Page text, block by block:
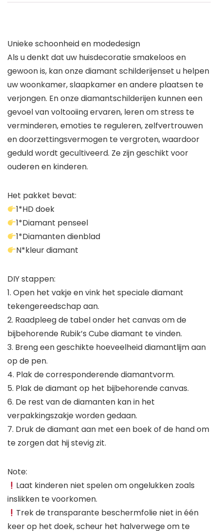
Unieke schoonheid en modedesign
Als u denkt dat uw huisdecoratie smakeloos en
gewoon is, kan onze diamant schilderijenset u helpen
uw woonkamer, slaapkamer en andere plaatsen te
verjongen. En onze diamantschilderijen kunnen een
gevoel van voltooiing ervaren, leren om stress te
verminderen, emoties te reguleren, zelfvertrouwen
en doorzettingsvermogen te vergroten, waardoor
geduld wordt gecultiveerd. Ze zijn geschikt voor
ouderen en kinderen.
Het pakket bevat:
1*HD doek
1*Diamant penseel
1*Diamanten dienblad
N*kleur diamant
DIY stappen:
1. Open het vakje en vink het speciale diamant
tekengereedschap aan.
2. Raadpleeg de tabel onder het canvas om de
bijbehorende Rubik’s Cube diamant te vinden.
3. Breng een geschikte hoeveelheid diamantlijm aan
op de pen.
4. Plak de corresponderende diamantvorm.
5. Plak de diamant op het bijbehorende canvas.
6. De rest van de diamanten kan in het
verpakkingszakje worden gedaan.
7. Druk de diamant aan met een boek of de hand om
te zorgen dat hij stevig zit.
Note:
Laat kinderen niet spelen om ongelukken zoals
inslikken te voorkomen.
Trek de transparante beschermfolie niet in één
keer op het doek, scheur het halverwege om te